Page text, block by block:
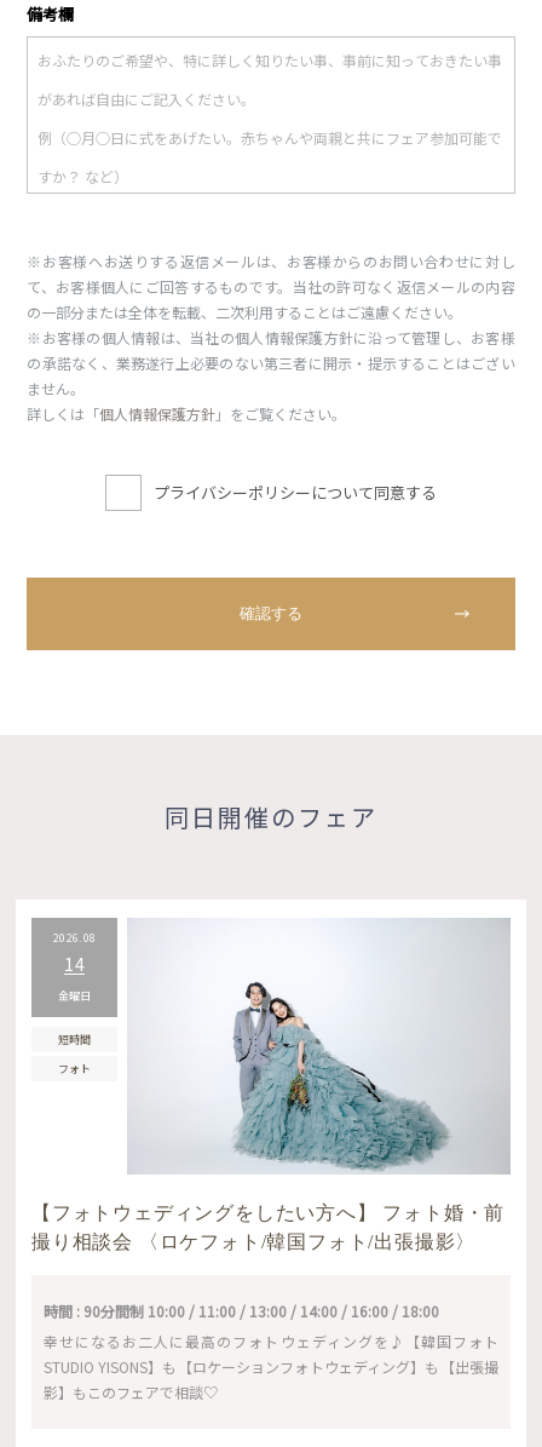
備考欄
※お客様へお送りする返信メールは、お客様からのお問い合わせに対し
て、お客様個人にご回答するものです。当社の許可なく返信メールの内容
の一部分または全体を転載、二次利用することはご遠慮ください。
※お客様の個人情報は、当社の個人情報保護方針に沿って管理し、お客様
の承諾なく、業務遂行上必要のない第三者に開示・提示することはござい
ません。
詳しくは「個人情報保護方針」をご覧ください。
プライバシーポリシーについて同意する
同日開催のフェア
2026.08
14
金曜日
短時間
フォト
【フォトウェディングをしたい方へ】 フォト婚・前
撮り相談会 〈ロケフォト/韓国フォト/出張撮影〉
時間 : 90分間制 10:00 / 11:00 / 13:00 / 14:00 / 16:00 / 18:00
幸せになるお二人に最高のフォトウェディングを♪【韓国フォト
STUDIO YISONS】も【ロケーションフォトウェディング】も【出張撮
影】もこのフェアで相談♡